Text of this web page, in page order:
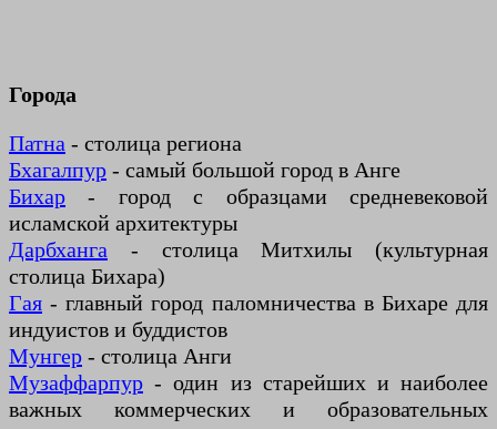
Города
Патна - столица региона
Бхагалпур - самый большой город в Анге
Бихар - город с образцами средневековой
исламской архитектуры
Дарбханга - столица Митхилы (культурная
столица Бихара)
Гая - главный город паломничества в Бихаре для
индуистов и буддистов
Мунгер - столица Анги
Музаффарпур - один из старейших и наиболее
важных коммерческих и образовательных